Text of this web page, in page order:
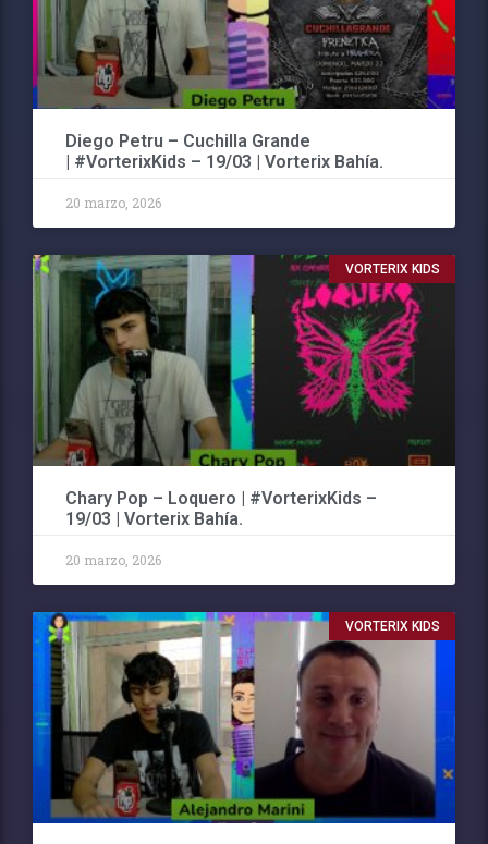
Diego Petru – Cuchilla Grande
| #VorterixKids – 19/03 | Vorterix Bahía.
20 marzo, 2026
VORTERIX KIDS
Chary Pop – Loquero | #VorterixKids –
19/03 | Vorterix Bahía.
20 marzo, 2026
VORTERIX KIDS